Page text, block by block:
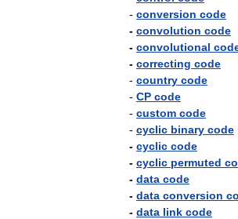
- conversion code
- convolution code
- convolutional
- correcting code
- country code
- CP code
- custom code
- cyclic binary code
- cyclic code
- cyclic permuted
- data code
- data conversion
- data link code